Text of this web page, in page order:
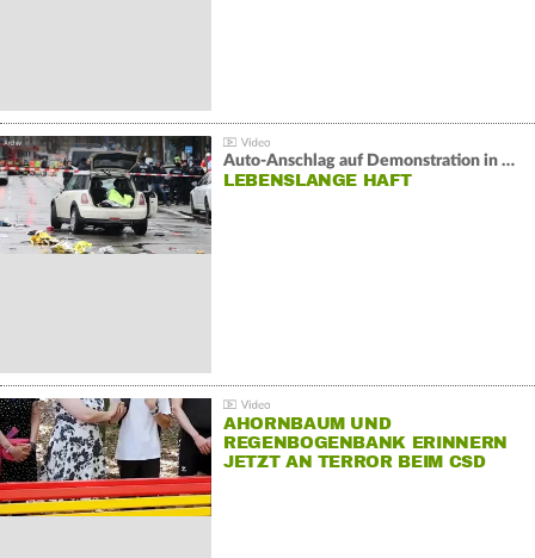
Auto-Anschlag auf Demonstration in München:
LEBENSLANGE HAFT
AHORNBAUM UND
REGENBOGENBANK ERINNERN
JETZT AN TERROR BEIM CSD